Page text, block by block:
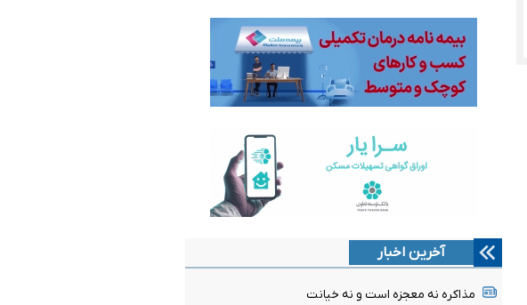
آخرین اخبار
مذاکره نه معجزه است و نه خیانت